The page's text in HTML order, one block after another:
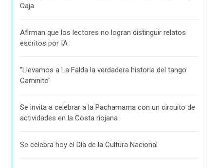
Caja
Afirman que los lectores no logran distinguir relatos
escritos por IA
"Llevamos a La Falda la verdadera historia del tango
Caminito"
Se invita a celebrar a la Pachamama con un circuito de
actividades en la Costa riojana
Se celebra hoy el Día de la Cultura Nacional